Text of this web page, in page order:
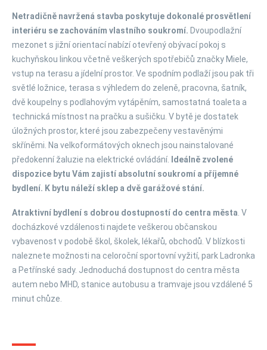
Netradičně navržená stavba poskytuje dokonalé prosvětlení
interiéru se zachováním vlastního soukromí. Dvoupodlažní
mezonet s jižní orientací nabízí otevřený obývací pokoj s
kuchyňskou linkou včetně veškerých spotřebičů značky Miele,
vstup na terasu a jídelní prostor. Ve spodním podlaží jsou pak tři
světlé ložnice, terasa s výhledem do zeleně, pracovna, šatník,
dvě koupelny s podlahovým vytápěním, samostatná toaleta a
technická místnost na pračku a sušičku. V bytě je dostatek
úložných prostor, které jsou zabezpečeny vestavěnými
skříněmi. Na velkoformátových oknech jsou nainstalované
předokenní žaluzie na elektrické ovládání.
Ideálně zvolené
dispozice bytu Vám zajistí absolutní soukromí a příjemné
bydlení. K bytu náleží sklep a dvě garážové stání.
Atraktivní bydlení s dobrou dostupností do centra města . V
docházkové vzdálenosti najdete veškerou občanskou
vybavenost v podobě škol, školek, lékařů, obchodů. V blízkosti
naleznete možnosti na celoroční sportovní vyžití, park Ladronka
a Petřínské sady. Jednoduchá dostupnost do centra města
autem nebo MHD, stanice autobusu a tramvaje jsou vzdálené 5
minut chůze.